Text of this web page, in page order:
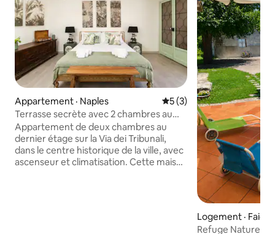
Appartement · Naples Note moyenne de 5 sur
5 (3)
Terrasse secrète avec 2 chambres au
cœur de la ville, climatisation, ascenseur
Appartement de deux chambres au
dernier étage sur la Via dei Tribunali,
dans le centre historique de la ville, avec
ascenseur et climatisation. Cette maison
Logement ·
Refuge Nature-